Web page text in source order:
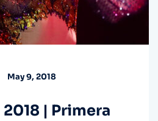
May 9, 2018
| Primera